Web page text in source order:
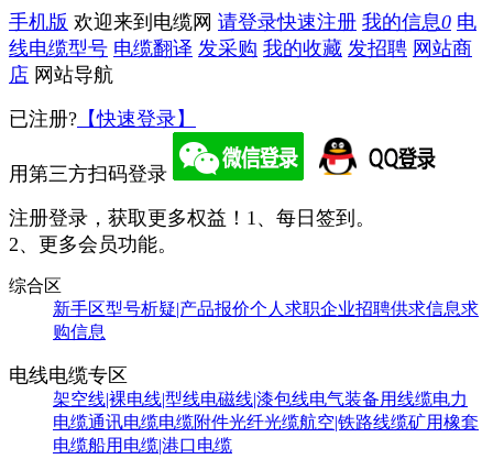
手机版 欢迎来到电缆网 请登录快速注册 我的信息0 电
线电缆型号 电缆翻译 发采购 我的收藏 发招聘 网站商
店 网站导航
已注册? 【快速登录】
用第三方扫码登录
注册登录，获取更多权益！ 1、每日签到。
2、更多会员功能。
综合区
新手区型号析疑|产品报价个人求职企业招聘供求信息求
购信息
电线电缆专区
架空线|裸电线|型线电磁线|漆包线电气装备用线缆电力
电缆通讯电缆电缆附件光纤光缆航空|铁路线缆矿用橡套
电缆船用电缆|港口电缆